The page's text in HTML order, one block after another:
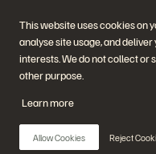
This website uses cookies on
analyse site usage, and
interests. We do not collect or
other purpose.
Learn more
Allow Cookies Reject
엔터프라이즈 데이터 클
드
에버퓨어 플랫폼
(Evergreen//One)
플래시블레이드
드//EXA(FlashBlade//
리얼타임 엔터프라이즈